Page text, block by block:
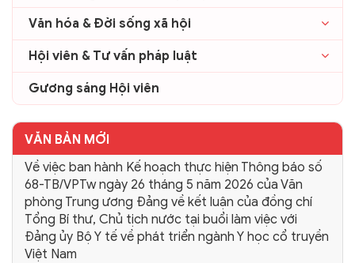
Văn hóa & Đời sống xã hội
Hội viên & Tư vấn pháp luật
Gương sáng Hội viên
VĂN BẢN MỚI
Về việc ban hành Kế hoạch thực hiện Thông báo số
68-TB/VPTw ngày 26 tháng 5 năm 2026 của Văn
phòng Trung ương Đảng về kết luận của đồng chí
Tổng Bí thư, Chủ tịch nước tại buổi làm việc với
Đảng ủy Bộ Y tế về phát triển ngành Y học cổ truyền
Việt Nam